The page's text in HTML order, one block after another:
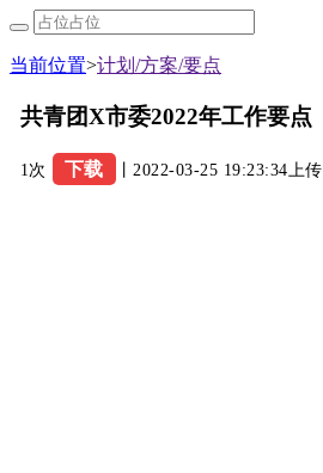
当前位置>计划/方案/要点
共青团X市委2022年工作要点
1次 下载 丨2022-03-25 19:23:34上传